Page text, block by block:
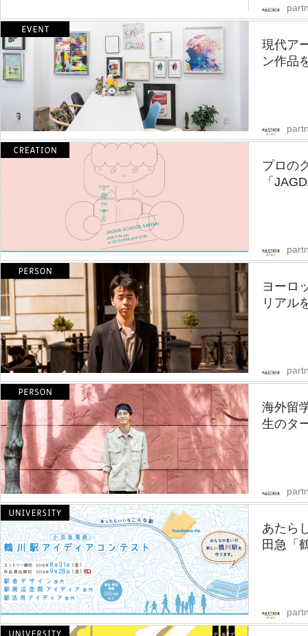
現代ア
ン作品
プロの
「
ヨーロ
リアル
海外留
生のタ
あたら
田急「